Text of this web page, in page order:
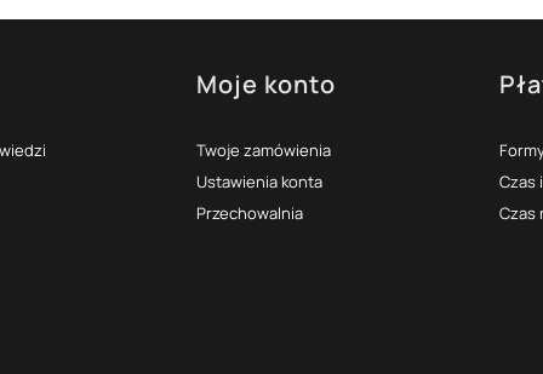
Moje konto
Twoje zamówienia
Ustawienia konta
Przechowalnia
Czas
Czas